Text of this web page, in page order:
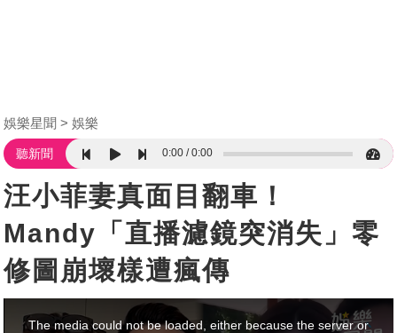
娛樂星聞 娛樂
聽新聞 0:00 0:00
汪小菲妻真面目翻車！
Mandy「直播濾鏡突消失」零
修圖崩壞樣遭瘋傳
modalThe media could not be loaded, either because the server or